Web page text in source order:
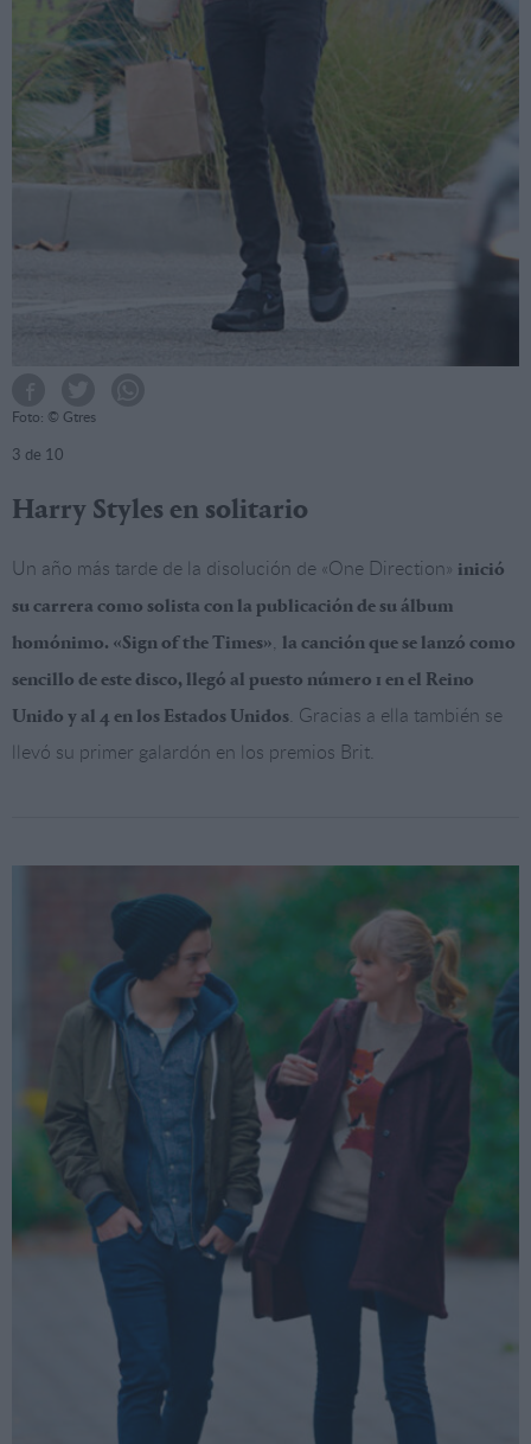
Foto: © Gtres
3 de 10
Harry Styles en solitario
Un año más tarde de la disolución de «One Direction» inició
su carrera como solista con la publicación de su álbum
homónimo. «Sign of the Times»,
la canción que se lanzó como
sencillo de este disco, llegó al puesto número 1 en el Reino
Unido y al 4 en los Estados Unidos. Gracias a ella también se
llevó su primer galardón en los premios Brit.